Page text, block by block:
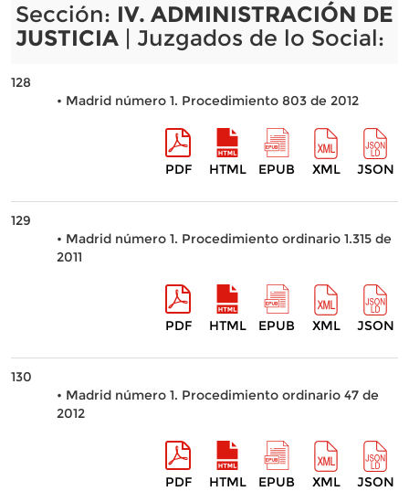
Sección: IV. ADMINISTRACIÓN DE
JUSTICIA| Juzgados de lo Social:
128
• Madrid número 1. Procedimiento 803 de 2012
PDF HTML EPUB XML JSON
129
• Madrid número 1. Procedimiento ordinario 1.315 de
2011
PDF HTML EPUB XML JSON
130
• Madrid número 1. Procedimiento ordinario 47 de
2012
PDF HTML EPUB XML JSON